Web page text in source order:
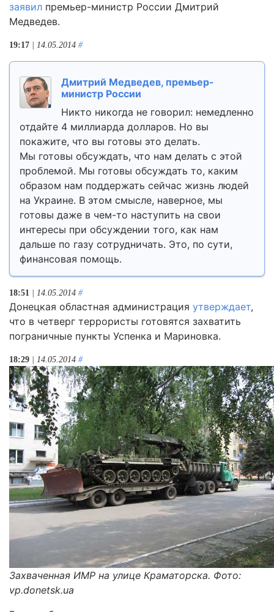
заявил премьер-министр России Дмитрий
Медведев.
19:17 | 14.05.2014 #
Дмитрий Медведев, премьер-
министр России
Никто никогда не говорил: немедленно
отдайте 4 миллиарда долларов. Но вы
покажите, что вы готовы это делать.
Мы готовы обсуждать, что нам делать с этой
проблемой. Мы готовы обсуждать то, каким
образом нам поддержать сейчас жизнь людей
на Украине. В этом смысле, наверное, мы
готовы даже в чем-то наступить на свои
интересы при обсуждении того, как нам
дальше по газу сотрудничать. Это, по сути,
финансовая помощь.
18:51 | 14.05.2014 #
Донецкая областная администрация утверждает,
что в четверг террористы готовятся захватить
пограничные пункты Успенка и Мариновка.
18:29 | 14.05.2014 #
Захваченная ИМР на улице Краматорска. Фото:
vp.donetsk.ua